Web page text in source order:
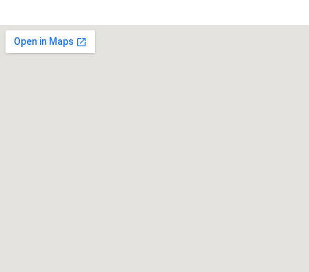
menggunakan Bahasa Inggris, menunjukkan
komitmen sekolah dalam membiasakan kemampuan
berbahasa asing bagi para siswanya. Bertindak